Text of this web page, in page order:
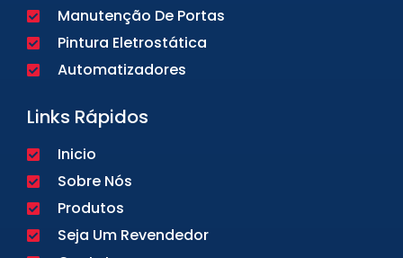
Manutenção De Portas
Pintura Eletrostática
Automatizadores
Links Rápidos
Inicio
Sobre Nós
Produtos
Seja Um Revendedor